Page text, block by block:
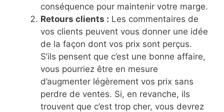
conséquence pour maintenir votre marge.
Retours clients : Les commentaires de
vos clients peuvent vous donner une idée
de la façon dont vos prix sont perçus.
S’ils pensent que c’est une bonne affaire,
vous pourriez être en mesure
d’augmenter légèrement vos prix sans
perdre de ventes. Si, en revanche, ils
trouvent que c’est trop cher, vous devrez